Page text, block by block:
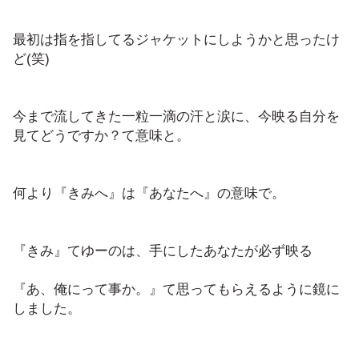
最初は指を指してるジャケットにしようかと思ったけ
ど(笑)
今まで流してきた一粒一滴の汗と涙に、今映る自分を
見てどうですか？て意味と。
何より『きみへ』は『あなたへ』の意味で。
『きみ』てゆーのは、手にしたあなたが必ず映る
『あ、俺にって事か。』て思ってもらえるように鏡に
しました。